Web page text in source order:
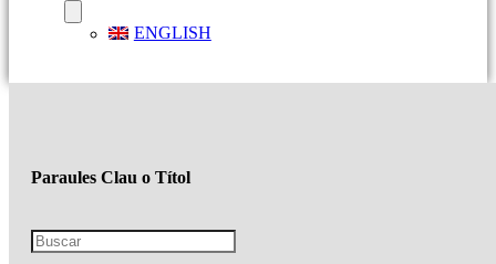
ENGLISH
Paraules Clau o Títol